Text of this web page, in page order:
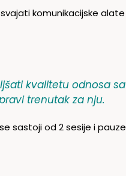
komunikacijske
kvalitetu odnosa
trenutak za nju.
sastoji od 2 sesije i